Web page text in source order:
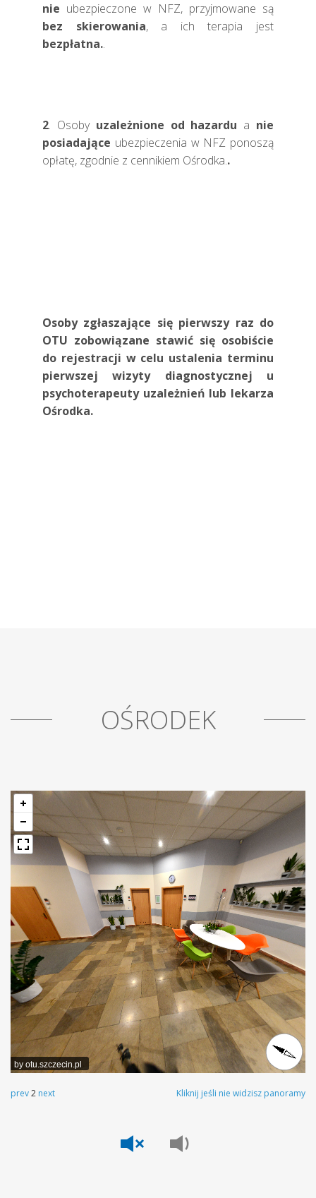
nie ubezpieczone w NFZ, przyjmowane są
bez skierowania, a ich terapia jest
bezpłatna..
2. Osoby uzależnione od hazardu a nie
posiadające ubezpieczenia w NFZ ponoszą
opłatę, zgodnie z cennikiem Ośrodka..
Osoby zgłaszające się pierwszy raz do
OTU zobowiązane stawić się osobiście
do rejestracji w celu ustalenia terminu
pierwszej wizyty diagnostycznej u
psychoterapeuty uzależnień lub lekarza
Ośrodka.
OŚRODEK
by otu.szczecin.pl
prev2 next Kliknij jeśli nie widzisz panoramy